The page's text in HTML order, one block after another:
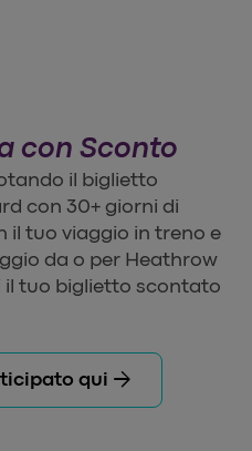
con Sconto
il biglietto
con 30+ giorni di
il tuo viaggio in treno e
da o per Heathrow
il tuo biglietto scontato
qui arrow_forward